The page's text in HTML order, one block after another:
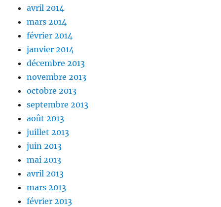
avril 2014
mars 2014
février 2014
janvier 2014
décembre 2013
novembre 2013
octobre 2013
septembre 2013
août 2013
juillet 2013
juin 2013
mai 2013
avril 2013
mars 2013
février 2013